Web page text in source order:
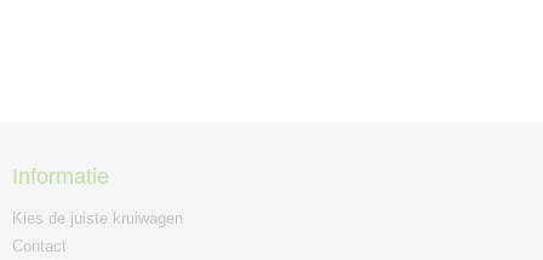
Informatie
Kies de juiste kruiwagen
Contact